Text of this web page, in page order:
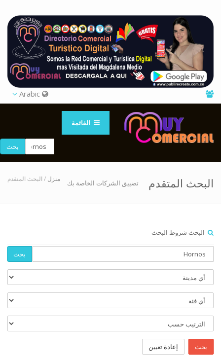
القائمة
بحث
البحث المتقدم تضييق الشركات الخاصة بك منزل / البحث المتقدم
البحث شروط البحث
بحث
بحث إعادة تعيين